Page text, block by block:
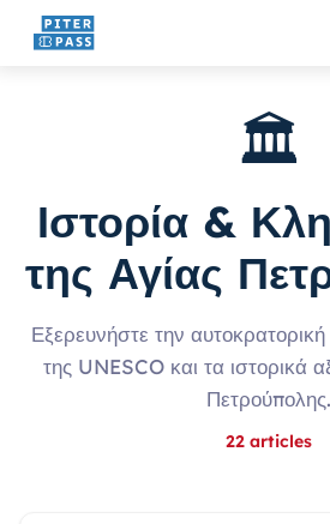
🏛️
Ιστορία &
της Αγίας
Εξερευνήστε την αυτοκρατορική
της UNESCO και τα ιστορικά
Πετρούπολης.
22 articles